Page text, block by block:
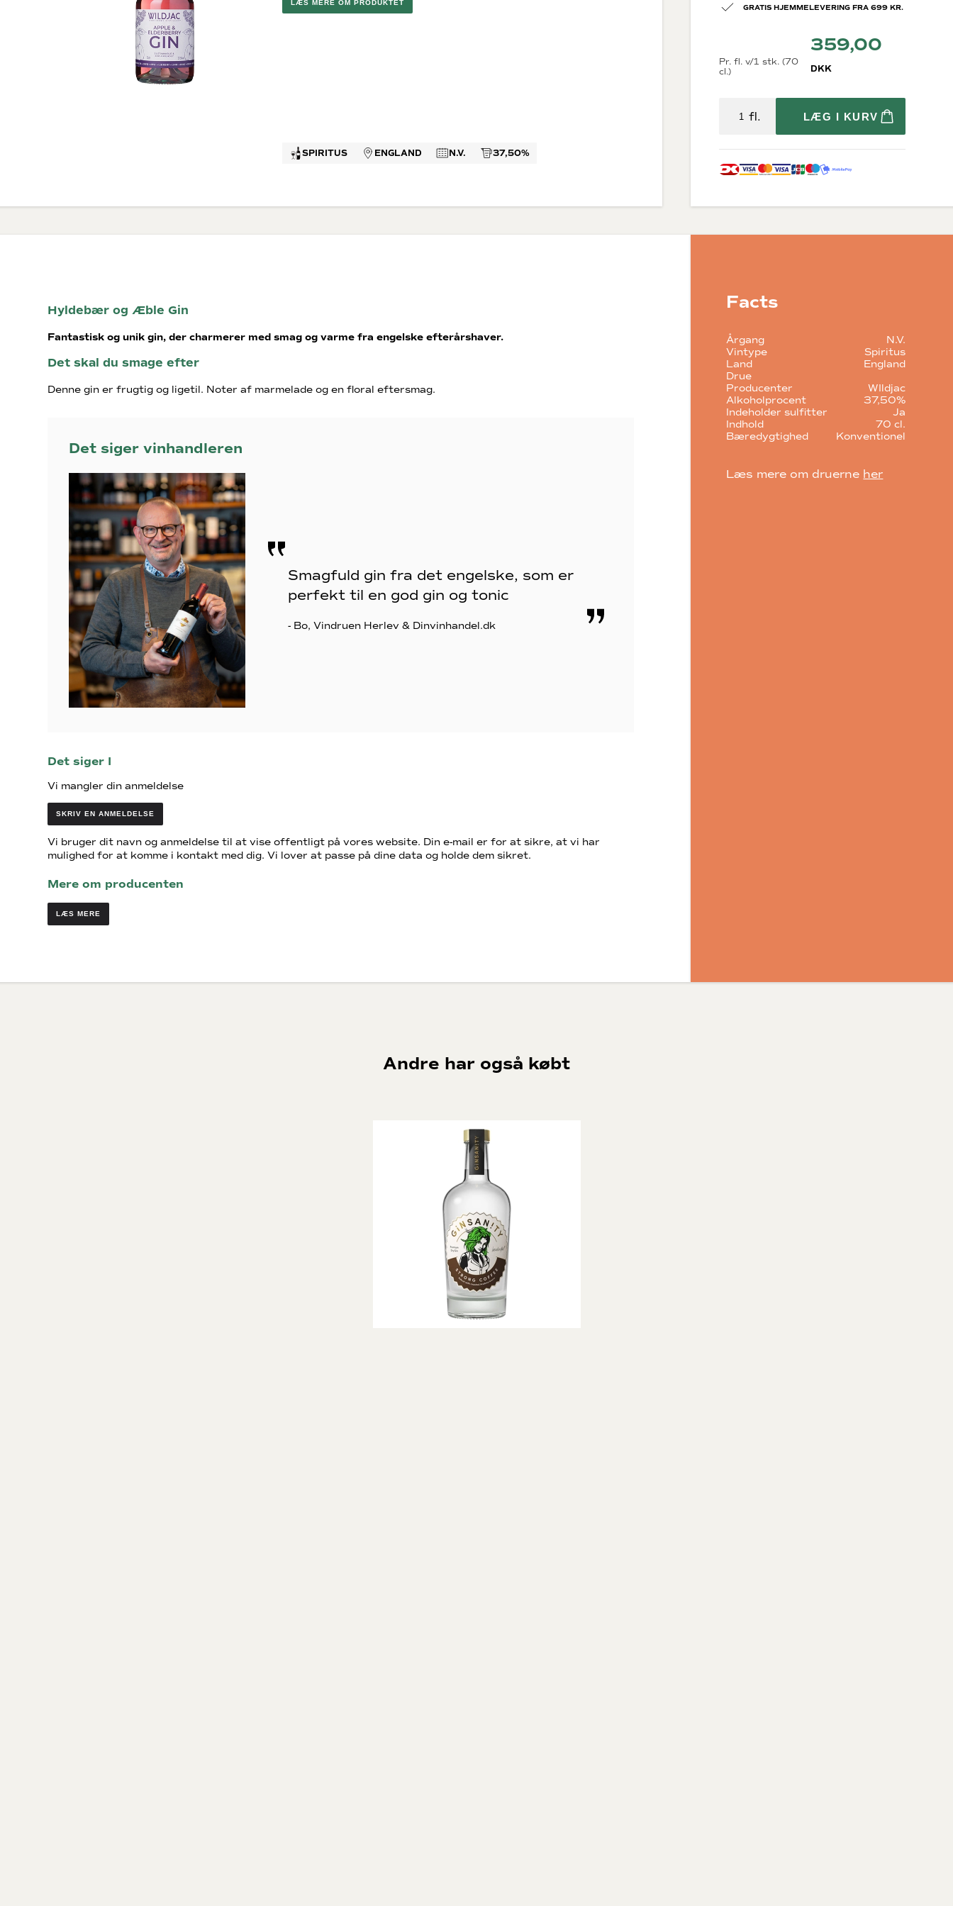
Brunello di
Provence Rosé
Hvide dessertvine
Røde dessertvine
(Israelsk Bosættelse)
Diverse
Store flasker
Grappa
LÆS MERE OM PRODUKTET
SPIRITUS ENGLAND N.V. 37,50%
GRATIS HJEMMELEVERING FRA 699 KR.
Pr. fl. v/1 stk. (70
cl.)
359,00
DKK
fl. LÆG I KURV
Hyldebær og Æble Gin
Fantastisk og unik gin, der charmerer med smag og varme fra engelske efterårshaver.
Det skal du smage efter
Denne gin er frugtig og ligetil. Noter af marmelade og en floral eftersmag.
Det siger vinhandleren
Smagfuld gin fra det engelske, som er
perfekt til en god gin og tonic
- Bo, Vindruen Herlev & Dinvinhandel.dk
Det siger I
Vi mangler din anmeldelse
SKRIV EN ANMELDELSE
Vi bruger dit navn og anmeldelse til at vise offentligt på vores website. Din e-mail er for at sikre, at vi har
mulighed for at komme i kontakt med dig. Vi lover at passe på dine data og holde dem sikret.
Mere om producenten
Facts
Årgang
N.V.
Vintype
Spiritus
Land
England
Drue
Producenter
WIldjac
Alkoholprocent
37,50%
Indeholder sulfitter
Ja
Indhold
70 cl.
Bæredygtighed
Konventionel
Læs mere om druerne her
Andre har også købt